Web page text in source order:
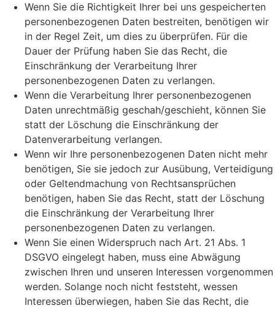
Wenn Sie die Richtigkeit Ihrer bei uns gespeicherten
personenbezogenen Daten bestreiten, benötigen wir
in der Regel Zeit, um dies zu überprüfen. Für die
Dauer der Prüfung haben Sie das Recht, die
Einschränkung der Verarbeitung Ihrer
personenbezogenen Daten zu verlangen.
Wenn die Verarbeitung Ihrer personenbezogenen
Daten unrechtmäßig geschah/geschieht, können Sie
statt der Löschung die Einschränkung der
Datenverarbeitung verlangen.
Wenn wir Ihre personenbezogenen Daten nicht mehr
benötigen, Sie sie jedoch zur Ausübung, Verteidigung
oder Geltendmachung von Rechtsansprüchen
benötigen, haben Sie das Recht, statt der Löschung
die Einschränkung der Verarbeitung Ihrer
personenbezogenen Daten zu verlangen.
Wenn Sie einen Widerspruch nach Art. 21 Abs. 1
DSGVO eingelegt haben, muss eine Abwägung
zwischen Ihren und unseren Interessen vorgenommen
werden. Solange noch nicht feststeht, wessen
Interessen überwiegen, haben Sie das Recht, die